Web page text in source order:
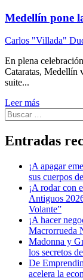
Medellín pone
Carlos "Villada"
En plena
Cataratas, Medellín
suite...
Leer más
Buscar:
Entradas
¡A apagar
sus cuerpos
¡A rodar con
Antiguos
Volante”
¡A hacer
Macrorrueda
Madonna y
los secretos
De
acelera la